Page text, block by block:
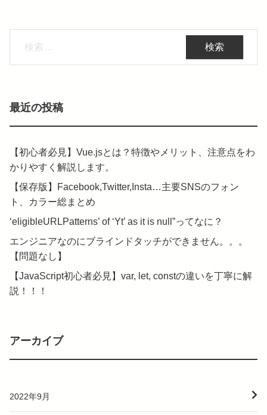
最近の投稿
【初心者必見】Vue.jsとは？特徴やメリット、注意点をわ
かりやすく解説します。
【保存版】Facebook,Twitter,Insta…主要SNSのフォン
ト、カラー総まとめ
‘eligibleURLPatterns’ of ‘Yt’ as it is null”ってなに？
エンジニアなのにブラインドタッチができません。。。
【問題なし】
【JavaScript初心者必見】var, let, constの違いを丁寧に解
説！！！
アーカイブ
2022年9月